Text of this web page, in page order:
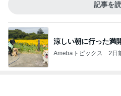
記事を
涼しい朝に行った満
Amebaトピックス 2日